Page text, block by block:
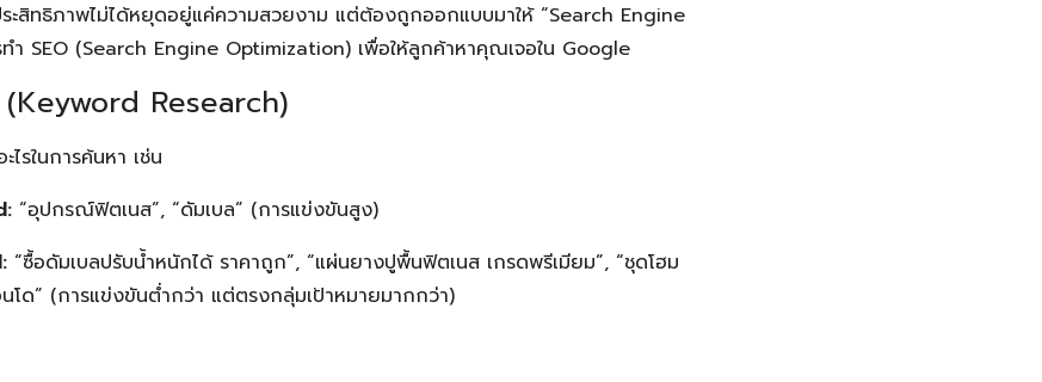
ะสิทธิภาพไม่ได้หยุดอยู่แค่ความสวยงาม แต่ต้องถูกออกแบบมาให้ “Search Engine
ำ SEO (Search Engine Optimization) เพื่อให้ลูกค้าหาคุณเจอใน Google
(Keyword Research)
รในการค้นหา เช่น
“อุปกรณ์ฟิตเนส”, “ดัมเบล” (การแข่งขันสูง)
“ซื้อดัมเบลปรับน้ำหนักได้ ราคาถูก”, “แผ่นยางปูพื้นฟิตเนส เกรดพรีเมียม”, “ชุดโฮม
โด” (การแข่งขันต่ำกว่า แต่ตรงกลุ่มเป้าหมายมากกว่า)